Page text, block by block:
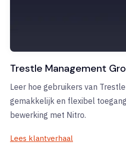
Trestle Management
Leer hoe gebruikers van
gemakkelijk en flexibel
bewerking met Nitro.
Lees klantverhaal